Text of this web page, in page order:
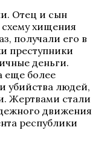
Отец и сын
хищения
получали его в
преступники
деньги.
еще более
убийства людей,
Жертвами стали
движения
республики